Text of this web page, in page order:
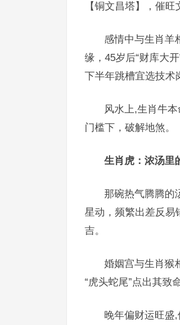
【铜文昌塔】，催旺
感情中与生肖羊
缘，45岁后“财库大
下半年跳槽宜选技术
风水上,生肖牛
门槛下，破解地煞。
生肖虎：浓汤里
那碗热气腾腾的
星动，频繁出差反易
吉。
婚姻宫与生肖猴
“虎头蛇尾”点出其
晚年偏财运旺盛